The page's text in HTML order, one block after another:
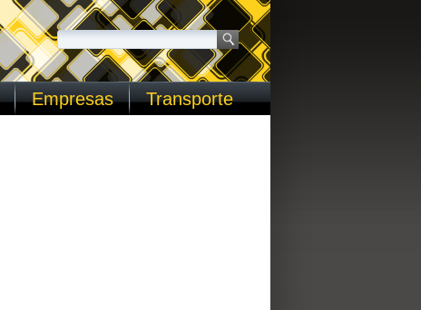
Empresas Transporte